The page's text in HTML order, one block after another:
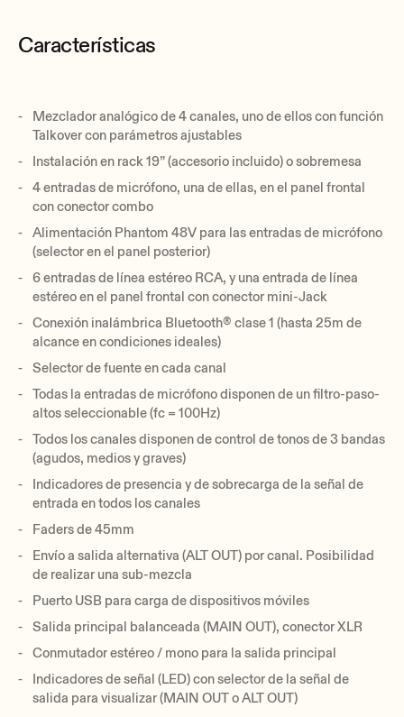
Características
Mezclador analógico de 4 canales, uno de ellos con función
Talkover con parámetros ajustables
Instalación en rack 19” (accesorio incluido) o sobremesa
4 entradas de micrófono, una de ellas, en el panel frontal
con conector combo
Alimentación Phantom 48V para las entradas de micrófono
(selector en el panel posterior)
6 entradas de línea estéreo RCA, y una entrada de línea
estéreo en el panel frontal con conector mini-Jack
Conexión inalámbrica Bluetooth® clase 1 (hasta 25m de
alcance en condiciones ideales)
Selector de fuente en cada canal
Todas la entradas de micrófono disponen de un filtro-paso-
altos seleccionable (fc = 100Hz)
Todos los canales disponen de control de tonos de 3 bandas
(agudos, medios y graves)
Indicadores de presencia y de sobrecarga de la señal de
entrada en todos los canales
Faders de 45mm
Envío a salida alternativa (ALT OUT) por canal. Posibilidad
de realizar una sub-mezcla
Puerto USB para carga de dispositivos móviles
Salida principal balanceada (MAIN OUT), conector XLR
Conmutador estéreo / mono para la salida principal
Indicadores de señal (LED) con selector de la señal de
salida para visualizar (MAIN OUT o ALT OUT)